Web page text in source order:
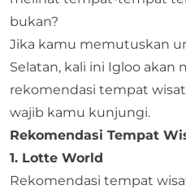
bukan?
Jika kamu memutuskan
Selatan, kali ini Igloo akan
rekomendasi tempat
wajib kamu kunjungi.
Rekomendasi Tempat
1. Lotte World
Rekomendasi tempat